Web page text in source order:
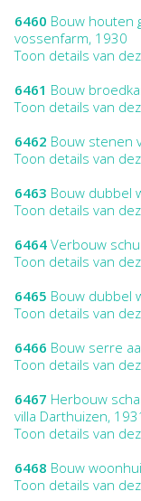
6460 Bouw houten
vossenfarm, 1930
Toon details van
6461 Bouw
Toon details van
6462 Bouw stenen
Toon details van
6463 Bouw dubbel
Toon details van
6464 Verbouw
Toon details van
6465 Bouw dubbel
Toon details van
6466 Bouw serre
Toon details van
6467 Herbouw
villa Darthuizen,
Toon details van
6468 Bouw
Toon details van